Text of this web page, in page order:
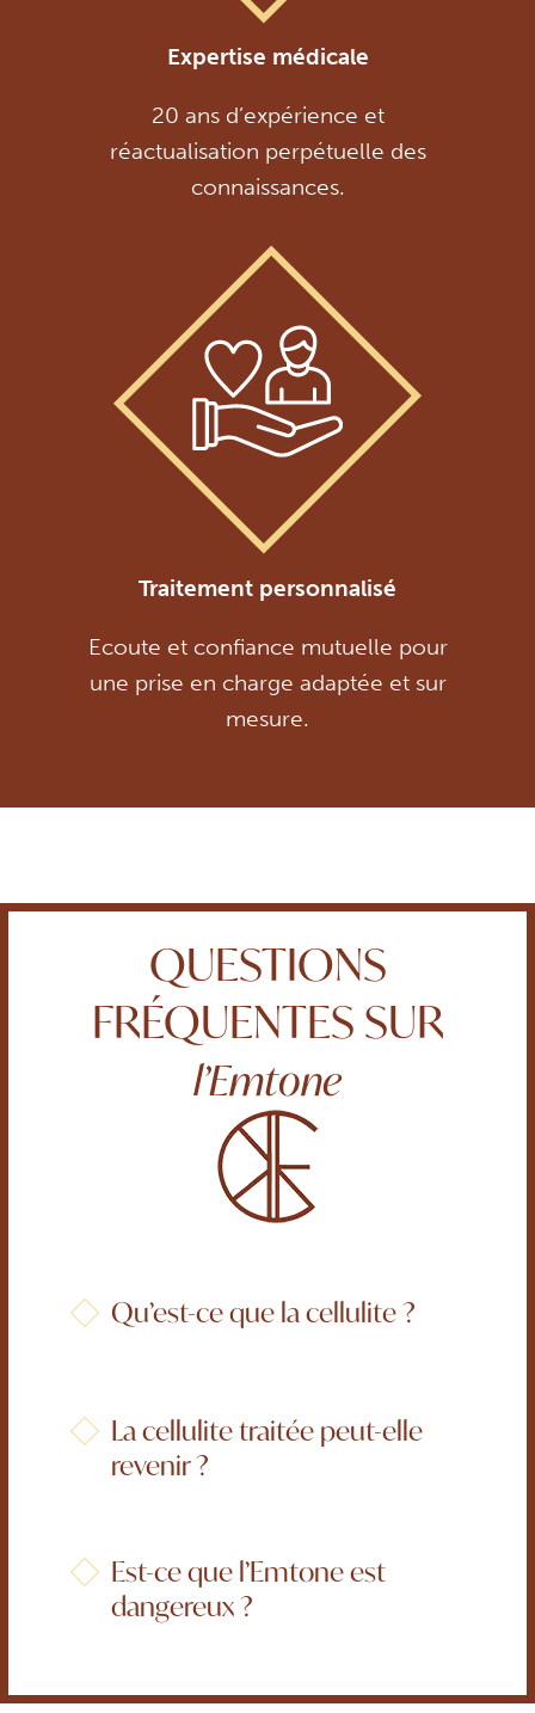
Expertise médicale
20 ans d’expérience et
réactualisation perpétuelle des
connaissances.
Traitement personnalisé
Ecoute et confiance mutuelle pour
une prise en charge adaptée et sur
mesure.
QUESTIONS
FRÉQUENTES SUR
l’Emtone
Qu’est-ce que la cellulite ?
La cellulite traitée peut-elle
revenir ?
Est-ce que l’Emtone est
dangereux ?